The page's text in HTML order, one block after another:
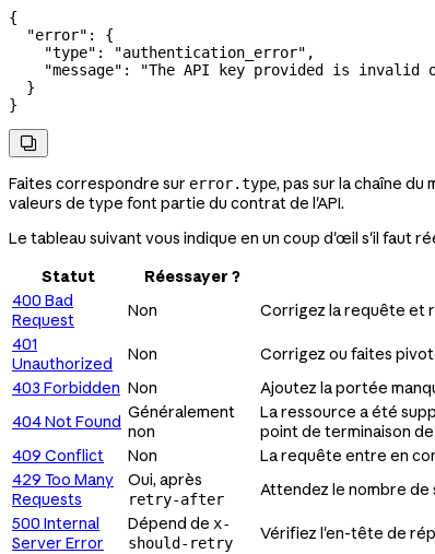
{
  "error"
: {
    "type"
: "authentication_error" ,
    "message"
:
"The API key provided is invalid
  }
}

Faites correspondre sur error.type, pas sur la chaîne
valeurs de type font partie du contrat de l'API.
Le tableau suivant vous indique en un coup d'œil s'il faut
Statut
Réessayer ?
400 Bad
Request
Non
Corrigez la requête et
401
Unauthorized
Non
Corrigez ou faites
403 Forbidden Non
Ajoutez la portée
404 Not Found Généralement
non
La ressource a été
point de terminaison
409 Conflict
Non
La requête entre en
429 Too Many
Requests
Oui, après
retry-after Attendez le nombre de
500 Internal
Server Error
Dépend de x-
should-retry
Vérifiez l'en-tête de